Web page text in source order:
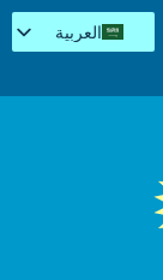
العربية
Español